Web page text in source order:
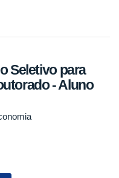
Seletivo para
- Aluno